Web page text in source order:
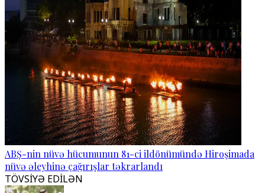
ABŞ-nin nüvə hücumunun 81-ci ildönümündə Hiroşimada
nüvə əleyhinə çağırışlar təkrarlandı
TÖVSİYƏ EDİLƏN